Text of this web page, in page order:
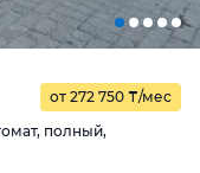
от 272 750 ₸/мес
полный,